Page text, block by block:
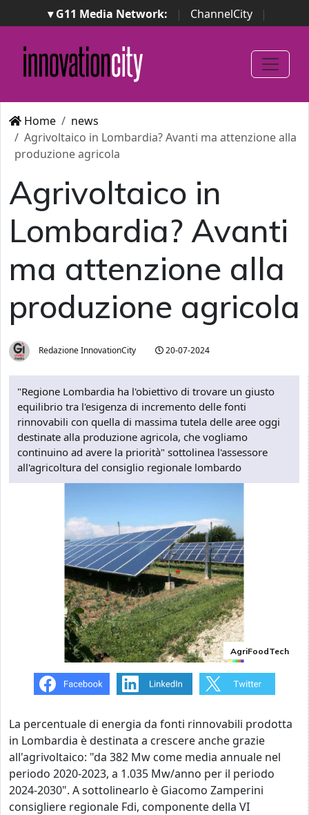
▾ G11 Media Network: | ChannelCity
|
ImpresaCity | SecurityOpenLab | Italian Channel
Awards
Italian Project Awards
Italian Security
Awards
Home
news
Agrivoltaico in Lombardia? Avanti ma attenzione alla
produzione agricola
Agrivoltaico in
Lombardia? Avanti
ma attenzione alla
produzione agricola
Redazione InnovationCity 20-07-2024
"Regione Lombardia ha l'obiettivo di trovare un giusto
equilibrio tra l'esigenza di incremento delle fonti
rinnovabili con quella di massima tutela delle aree oggi
destinate alla produzione agricola, che vogliamo
continuino ad avere la priorità" sottolinea l'assessore
all'agricoltura del consiglio regionale lombardo
AgriFoodTech
La percentuale di energia da fonti rinnovabili prodotta
in Lombardia è destinata a crescere anche grazie
all'agrivoltaico: "da 382 Mw come media annuale nel
periodo 2020-2023, a 1.035 Mw/anno per il periodo
2024-2030". A sottolinearlo è Giacomo Zamperini
consigliere regionale Fdi, componente della VI